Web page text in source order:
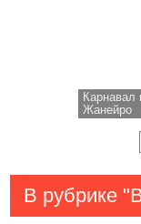
Карнавал
Жанейро
В рубрике